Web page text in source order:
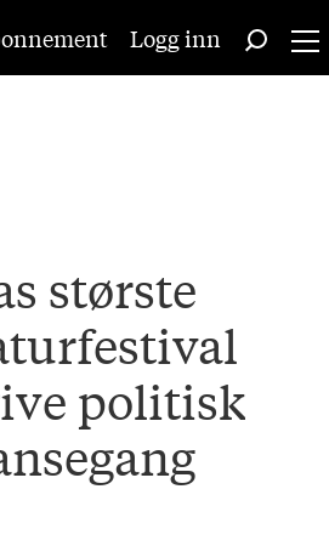
Logg inn
største
politisk